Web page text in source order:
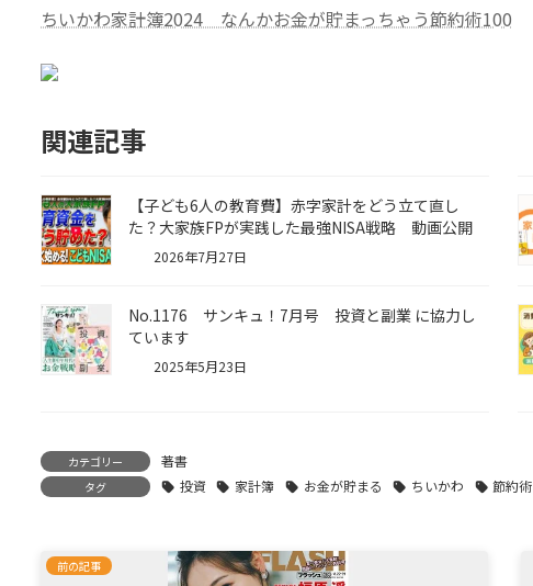
ちいかわ家計簿2024 なんかお金が貯まっちゃう節約術100
関連記事
【子ども6人の教育費】赤字家計をどう立て直し
た？大家族FPが実践した最強NISA戦略 動画公開
2026年7月27日
No.1176 サンキュ！7月号 投資と副業 に協力し
ています
2025年5月23日
カテゴリー 著書
タグ 投資 家計簿 お金が貯まる ちいかわ 節約術
前の記事